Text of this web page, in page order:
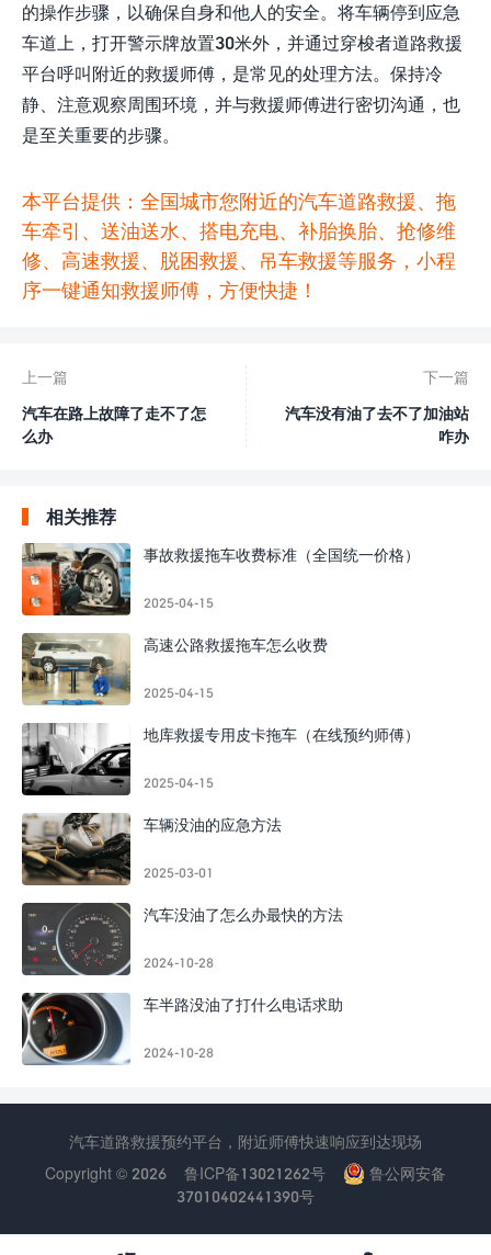
的操作步骤，以确保自身和他人的安全。将车辆停到应急
车道上，打开警示牌放置30米外，并通过穿梭者道路救援
平台呼叫附近的救援师傅，是常见的处理方法。保持冷
静、注意观察周围环境，并与救援师傅进行密切沟通，也
是至关重要的步骤。
本平台提供：全国城市您附近的汽车道路救援、拖
车牵引、送油送水、搭电充电、补胎换胎、抢修维
修、高速救援、脱困救援、吊车救援等服务，小程
序一键通知救援师傅，方便快捷！
上一篇
汽车在路上故障了走不了怎
么办
下一篇
汽车没有油了去不了加油站
咋办
相关推荐
事故救援拖车收费标准（全国统一价格）
2025-04-15
高速公路救援拖车怎么收费
2025-04-15
地库救援专用皮卡拖车（在线预约师傅）
2025-04-15
车辆没油的应急方法
2025-03-01
汽车没油了怎么办最快的方法
2024-10-28
车半路没油了打什么电话求助
2024-10-28
汽车道路救援预约平台，附近师傅快速响应到达现场
Copyright © 2026
鲁ICP备13021262号
鲁公网安备
37010402441390号